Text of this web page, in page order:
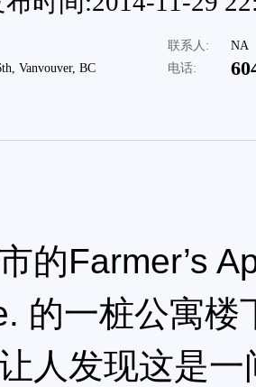
Vanvouver, BC
联系人:
NA
电话:
的Farmer’s
的一桩公寓楼
人发现这是一